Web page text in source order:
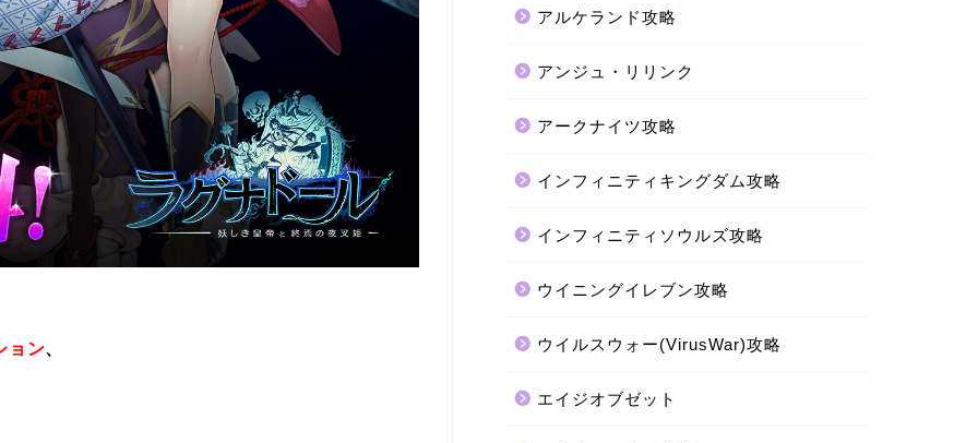
ョン、
アルケランド攻略
アンジュ・リリンク
アークナイツ攻略
インフィニティキングダム攻略
インフィニティソウルズ攻略
ウイニングイレブン攻略
ウイルスウォー(VirusWar)攻略
エイジオブゼット